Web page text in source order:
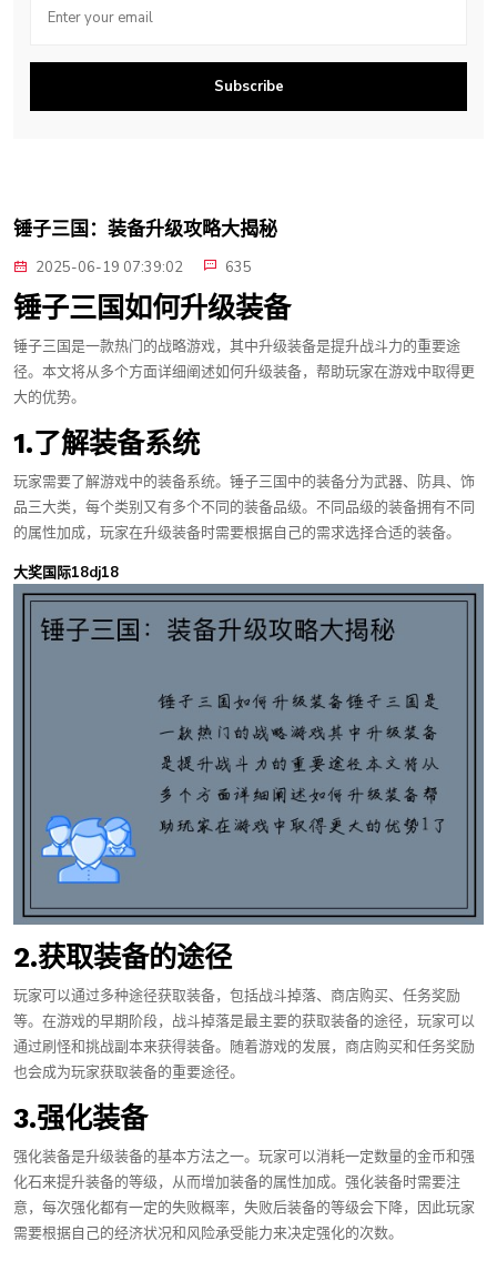
Subscribe
锤子三国：装备升级攻略大揭秘
2025-06-19 07:39:02 635
锤子三国如何升级装备
锤子三国是一款热门的战略游戏，其中升级装备是提升战斗力的重要途
径。本文将从多个方面详细阐述如何升级装备，帮助玩家在游戏中取得更
大的优势。
1.了解装备系统
玩家需要了解游戏中的装备系统。锤子三国中的装备分为武器、防具、饰
品三大类，每个类别又有多个不同的装备品级。不同品级的装备拥有不同
的属性加成，玩家在升级装备时需要根据自己的需求选择合适的装备。
大奖国际18dj18
2.获取装备的途径
玩家可以通过多种途径获取装备，包括战斗掉落、商店购买、任务奖励
等。在游戏的早期阶段，战斗掉落是最主要的获取装备的途径，玩家可以
通过刷怪和挑战副本来获得装备。随着游戏的发展，商店购买和任务奖励
也会成为玩家获取装备的重要途径。
3.强化装备
强化装备是升级装备的基本方法之一。玩家可以消耗一定数量的金币和强
化石来提升装备的等级，从而增加装备的属性加成。强化装备时需要注
意，每次强化都有一定的失败概率，失败后装备的等级会下降，因此玩家
需要根据自己的经济状况和风险承受能力来决定强化的次数。